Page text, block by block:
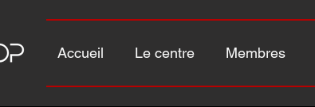
Accueil Le centre Membres